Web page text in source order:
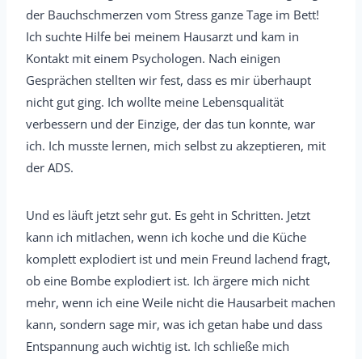
der Bauchschmerzen vom Stress ganze Tage im Bett!
Ich suchte Hilfe bei meinem Hausarzt und kam in
Kontakt mit einem Psychologen. Nach einigen
Gesprächen stellten wir fest, dass es mir überhaupt
nicht gut ging. Ich wollte meine Lebensqualität
verbessern und der Einzige, der das tun konnte, war
ich. Ich musste lernen, mich selbst zu akzeptieren, mit
der ADS.
Und es läuft jetzt sehr gut. Es geht in Schritten. Jetzt
kann ich mitlachen, wenn ich koche und die Küche
komplett explodiert ist und mein Freund lachend fragt,
ob eine Bombe explodiert ist. Ich ärgere mich nicht
mehr, wenn ich eine Weile nicht die Hausarbeit machen
kann, sondern sage mir, was ich getan habe und dass
Entspannung auch wichtig ist. Ich schließe mich